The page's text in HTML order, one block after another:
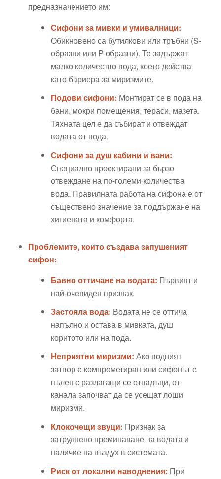
предназначението им:
Сифони за мивки и умивалници:
Обикновено са бутилкови или тръбни (S-
образни или P-образни). Те задържат
малко количество вода, което действа
като бариера за миризмите.
Подови сифони: Монтират се в пода на
бани, мокри помещения, тераси, мазета.
Тяхната цел е да събират и отвеждат
водата от пода.
Сифони за душ кабини и вани:
Специално проектирани за бързо
отвеждане на по-големи количества
вода. Правилната работа на сифона е от
съществено значение за поддържане на
хигиената и комфорта.
Проблемите, които създава запушеният
сифон:
Бавно оттичане на водата: Първият и
най-очевиден признак.
Застояла вода: Водата не се оттича
напълно и остава в мивката, душ
коритото или на пода.
Неприятни миризми: Ако водният
затвор е компрометиран или сифонът е
пълен с разлагащи се отпадъци, от
канала започват да се усещат лоши
миризми.
Клокочещи звуци: Признак за
затруднено преминаване на водата и
наличие на въздух в системата.
Риск от локални наводнения: При